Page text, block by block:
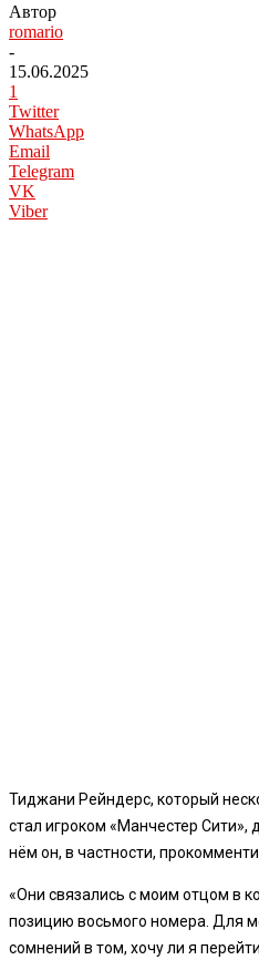
Автор
romario
-
15.06.2025
1
Twitter
WhatsApp
Email
Telegram
VK
Viber
Тиджани Рейндерс, который
стал игроком «Манчестер Сити»,
нём он, в частности,
«Они связались с моим отцом в
позицию восьмого номера. Для
сомнений в том, хочу ли я